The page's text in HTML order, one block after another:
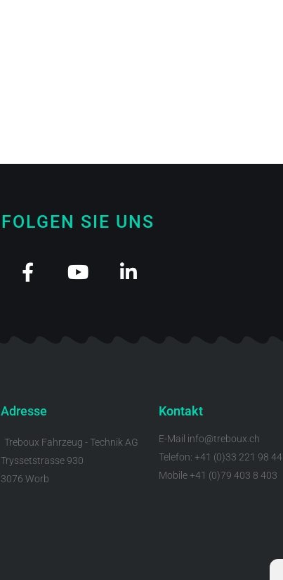
FOLGEN SIE UNS
Adresse
Treboux Fahrzeug - Technik AG
Tryssetstrasse 930
3076 Worb
Kontakt
E-Mail info@treboux.ch
Telefon: +41 (0)33 221 98 44
Mobile +41 (0)79 403 8 403